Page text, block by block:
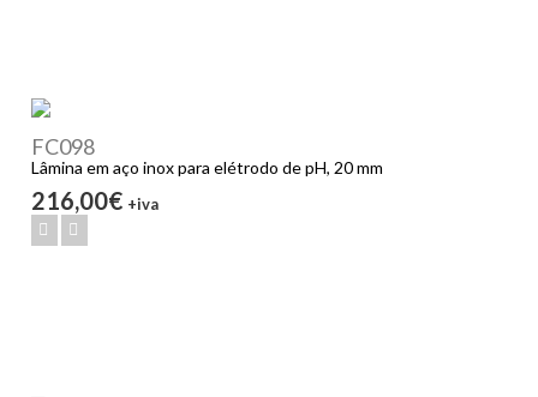
FC098
Lâmina em aço inox para elétrodo de pH, 20 mm
216,00€ +iva